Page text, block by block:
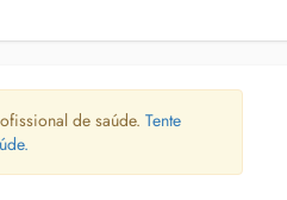
de saúde. Tente